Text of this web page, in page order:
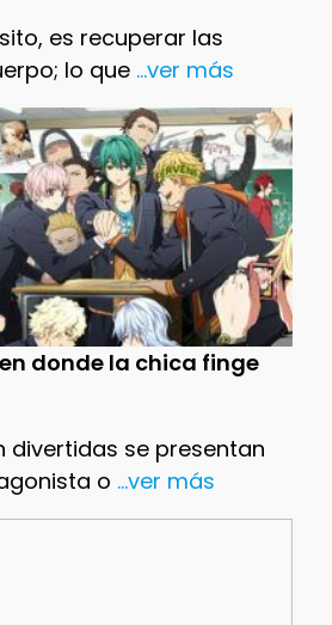
es recuperar las
lo que...ver más
donde la chica finge
divertidas se presentan
o ...ver más